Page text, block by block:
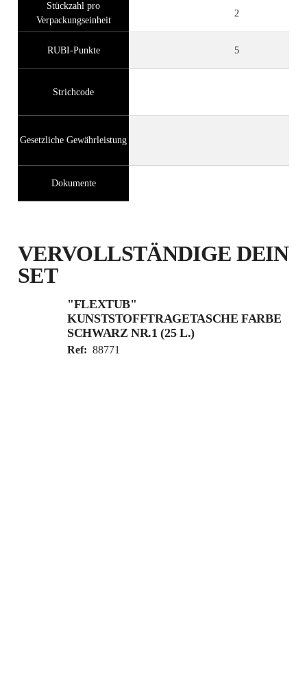
Stückzahl pro
Verpackungseinheit
2
RUBI-Punkte 5
Strichcode
Gesetzliche Gewährleistung
Dokumente
VERVOLLSTÄNDIGE DEIN
SET
"FLEXTUB"
KUNSTSTOFFTRAGETASCHE FARBE
SCHWARZ NR.1 (25 L.)
Ref: 88771